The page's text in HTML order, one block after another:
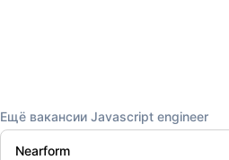
Ещё вакансии Javascript engineer
Nearform